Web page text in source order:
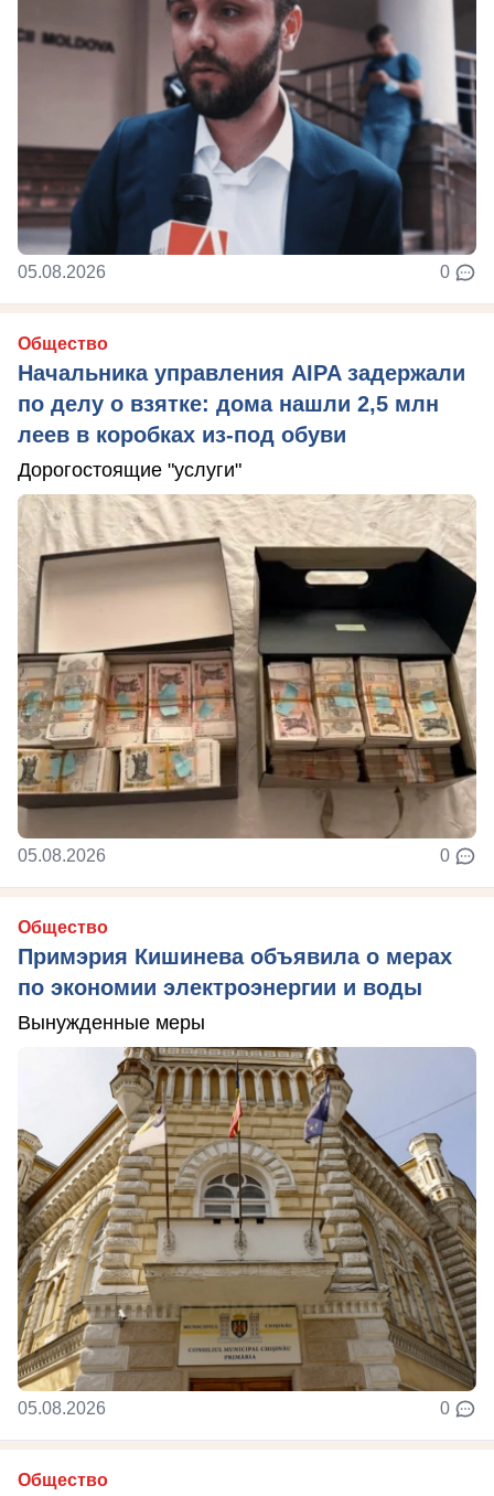
05.08.2026 0
Общество
Начальника управления AIPA задержали
по делу о взятке: дома нашли 2,5 млн
леев в коробках из-под обуви
Дорогостоящие "услуги"
05.08.2026 0
Общество
Примэрия Кишинева объявила о мерах
по экономии электроэнергии и воды
Вынужденные меры
05.08.2026 0
Общество